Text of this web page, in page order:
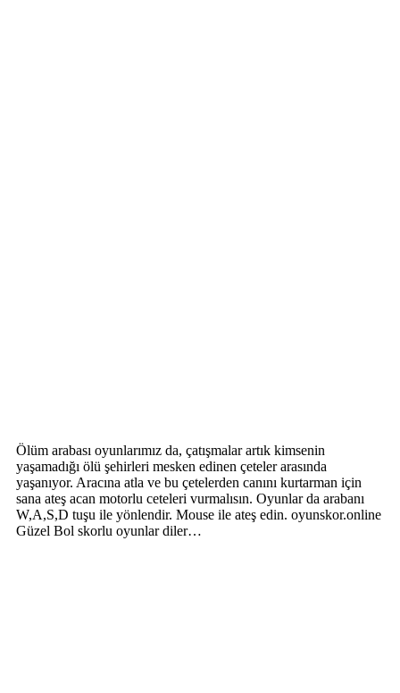
Ölüm arabası oyunlarımız da, çatışmalar artık kimsenin
yaşamadığı ölü şehirleri mesken edinen çeteler arasında
yaşanıyor. Aracına atla ve bu çetelerden canını kurtarman için
sana ateş acan motorlu ceteleri vurmalısın. Oyunlar da arabanı
W,A,S,D tuşu ile yönlendir. Mouse ile ateş edin. oyunskor.online
Güzel Bol skorlu oyunlar diler…